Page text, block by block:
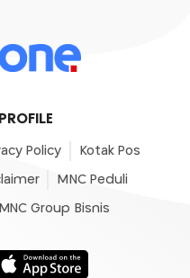
Policy Kotak Pos
MNC Peduli
MNC Group Bisnis